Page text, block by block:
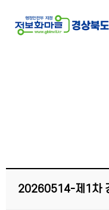
20260514-제1차